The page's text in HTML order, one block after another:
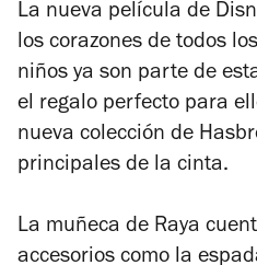
La nueva película de
los corazones de todos
niños ya son parte de
el regalo perfecto para
nueva colección de
principales de la cinta.
La muñeca de Raya
accesorios como la